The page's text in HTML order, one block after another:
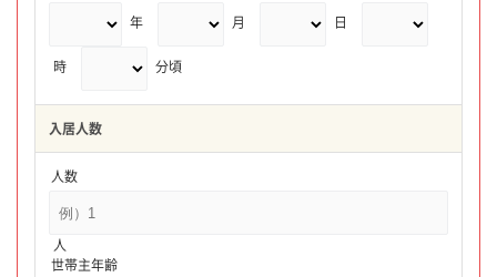
年 月 日
時 分頃
入居人数
人数
人
世帯主年齢